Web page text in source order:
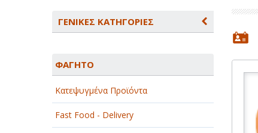
ΓΕΝΙΚΕΣ ΚΑΤΗΓΟΡΙΕΣ
ΑΘΛΗΤΙΣΜΟΣ
ΑΥΤΟΚΙΝΗΤΑ - ΜΗΧΑΝΕΣ - ΣΚΑΦΗ
ΔΙΑΣΚΕΔΑΣΗ - ΨΥΧΑΓΩΓΙΑ - ΤΕΧΝΕΣ
ΦΑΓΗΤΟ
Κατεψυγμένα Προϊόντα
Fast Food - Delivery